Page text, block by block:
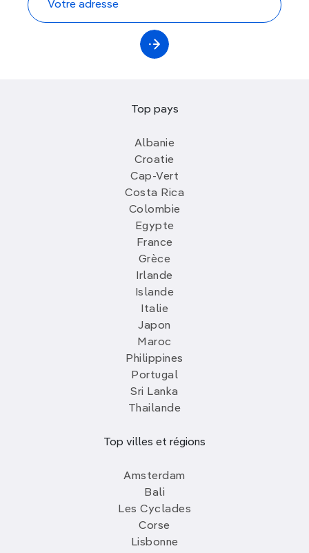
Top pays
Albanie
Croatie
Cap-Vert
Costa Rica
Colombie
Egypte
France
Grèce
Irlande
Islande
Italie
Japon
Maroc
Philippines
Portugal
Sri Lanka
Thailande
Top villes et régions
Amsterdam
Bali
Les Cyclades
Corse
Lisbonne